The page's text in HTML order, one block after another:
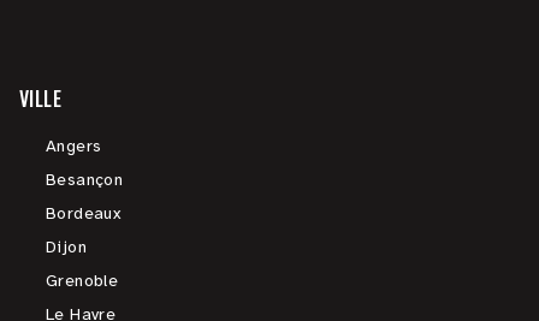
VILLE
Angers
Besançon
Bordeaux
Dijon
Grenoble
Le Havre